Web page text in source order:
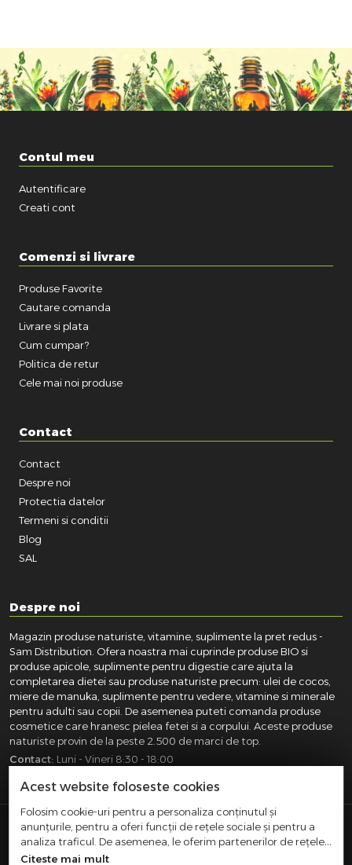
Contul meu
Autentificare
Creati cont
Comenzi si livrare
Produse Favorite
Cautare comanda
Livrare si plata
Cum cumpar?
Politica de retur
Cele mai noi produse
Contact
Contact
Despre noi
Protectia datelor
Termeni si conditii
Blog
SAL
Despre noi
Magazin produse naturiste, vitamine, suplimente la pret redus -
Sam Distribution. Ofera noastra mai cuprinde produse BIO si
produse apicole, suplimente pentru digestie care ajuta la
completarea dietei sau produse naturiste precum: ulei de cocos,
miere de manuka, suplimente pentru vedere, vitamine si minerale
pentru adulti sau copii. De asemenea puteti comanda produse
cosmetice care hranesc pielea fetei si a corpului. Aceste produse
naturiste provin de la peste 2.500 de marci de top.
Contact: Luni - Vineri 8:30 - 18:00
SAM DISTRIBUTION S.R.L.- Registrul Comertului:
J40/10004/2002, Cod fiscal: RO14935035, Adresa: Str.
Dimieni, nr. 7, Bucuresti, sector 5.
Acest website foloseste cookies
Folosim cookie-uri pentru a personaliza conținutul și
anunțurile, pentru a oferi funcții de rețele sociale și pentru a
analiza traficul. De asemenea, le oferim partenerilor de rețele
sociale, de publicitate și de analize informații cu privire la
Citeste mai mult